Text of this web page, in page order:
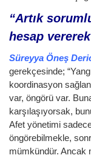
“Artık
hesap
Süreyya Öneş
gerekçesinde;
koordinasyon
var, öngörü var.
karşılaşıyorsak,
Afet yönetimi
öngörebilmekle,
mümkündür. Ancak